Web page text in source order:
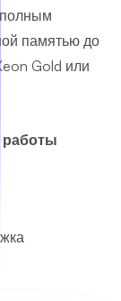
памятью до
Gold или
работы